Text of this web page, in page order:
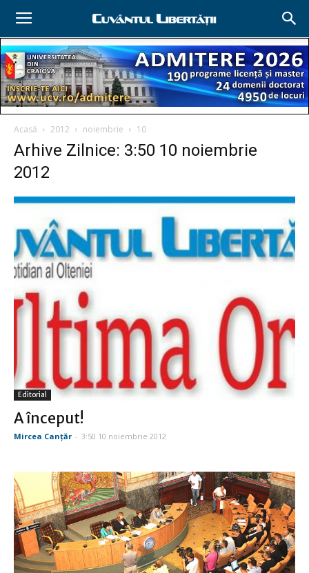
Acasă 2012 noiembrie 10
Arhive Zilnice: 3:50 10 noiembrie
2012
Editorial
A început!
Mircea Canţăr - 3:50 10 noiembrie 2012